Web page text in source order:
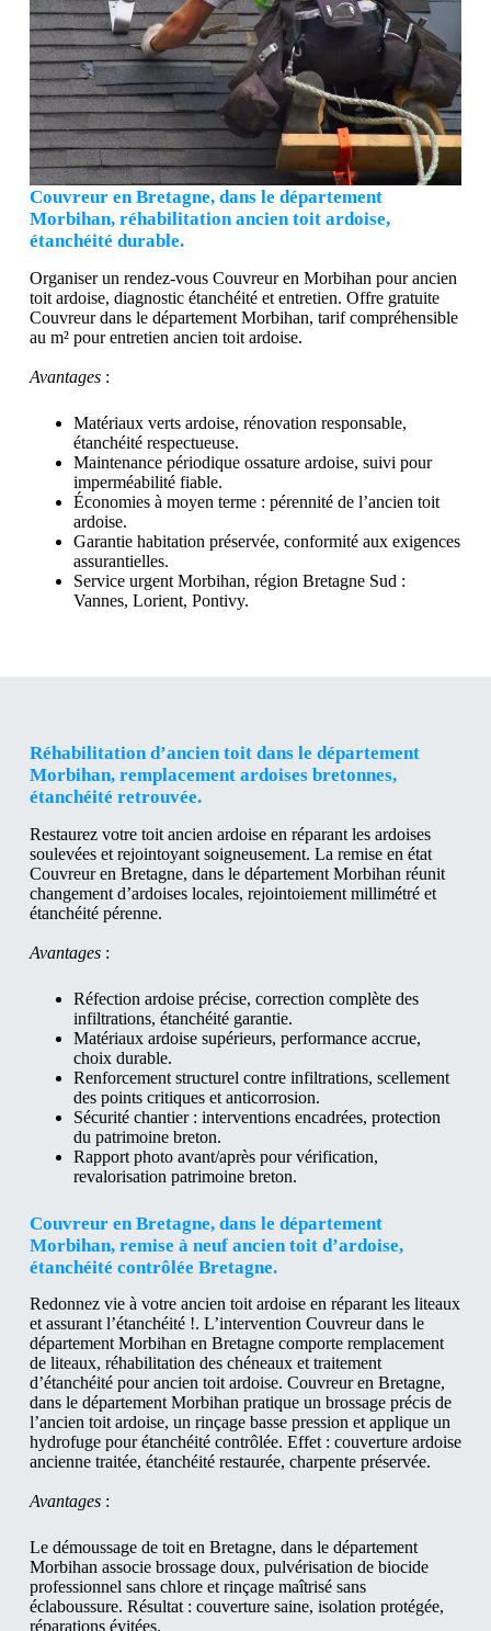
Couvreur en Bretagne, dans le département
Morbihan, réhabilitation ancien toit ardoise,
étanchéité durable.
Organiser un rendez-vous Couvreur en Morbihan pour ancien
toit ardoise, diagnostic étanchéité et entretien. Offre gratuite
Couvreur dans le département Morbihan, tarif compréhensible
au m² pour entretien ancien toit ardoise.
Avantages:
Matériaux verts ardoise, rénovation responsable,
étanchéité respectueuse.
Maintenance périodique ossature ardoise, suivi pour
imperméabilité fiable.
Économies à moyen terme : pérennité de l’ancien toit
ardoise.
Garantie habitation préservée, conformité aux exigences
assurantielles.
Service urgent Morbihan, région Bretagne Sud :
Vannes, Lorient, Pontivy.
Réhabilitation d’ancien toit dans le département
Morbihan, remplacement ardoises bretonnes,
étanchéité retrouvée.
Restaurez votre toit ancien ardoise en réparant les ardoises
soulevées et rejointoyant soigneusement. La remise en état
Couvreur en Bretagne, dans le département Morbihan réunit
changement d’ardoises locales, rejointoiement millimétré et
étanchéité pérenne.
Avantages:
Réfection ardoise précise, correction complète des
infiltrations, étanchéité garantie.
Matériaux ardoise supérieurs, performance accrue,
choix durable.
Renforcement structurel contre infiltrations, scellement
des points critiques et anticorrosion.
Sécurité chantier : interventions encadrées, protection
du patrimoine breton.
Rapport photo avant/après pour vérification,
revalorisation patrimoine breton.
Couvreur en Bretagne, dans le département
Morbihan, remise à neuf ancien toit d’ardoise,
étanchéité contrôlée Bretagne.
Redonnez vie à votre ancien toit ardoise en réparant les liteaux
et assurant l’étanchéité !. L’intervention Couvreur dans le
département Morbihan en Bretagne comporte remplacement
de liteaux, réhabilitation des chéneaux et traitement
d’étanchéité pour ancien toit ardoise. Couvreur en Bretagne,
dans le département Morbihan pratique un brossage précis de
l’ancien toit ardoise, un rinçage basse pression et applique un
hydrofuge pour étanchéité contrôlée. Effet : couverture ardoise
ancienne traitée, étanchéité restaurée, charpente préservée.
Avantages :
Le démoussage de toit en Bretagne, dans le département
Morbihan associe brossage doux, pulvérisation de biocide
professionnel sans chlore et rinçage maîtrisé sans
éclaboussure. Résultat : couverture saine, isolation protégée,
réparations évitées.